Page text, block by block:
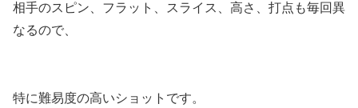
相手のスピン、フラット、スライス、高さ、打点も毎回異
なるので、
特に難易度の高いショットです。